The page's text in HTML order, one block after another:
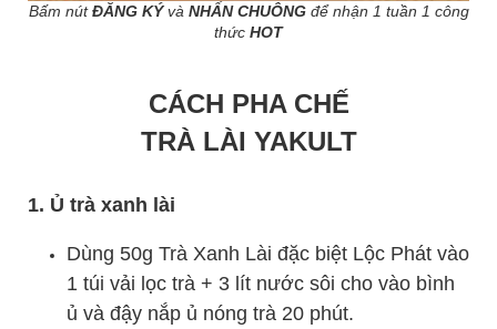
Bấm nútĐĂNG KÝvà NHẤN CHUÔNG để nhận 1 tuần 1 công
thức HOT
CÁCH PHA CHẾ
TRÀ LÀI YAKULT
1. Ủ trà xanh lài
Dùng 50g Trà Xanh Lài đặc biệt Lộc Phát vào
1 túi vải lọc trà + 3 lít nước sôi cho vào bình
ủ và đậy nắp ủ nóng trà 20 phút.